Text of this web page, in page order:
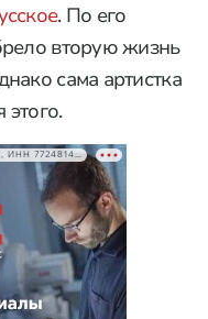
. По его
вторую жизнь
сама артистка
РЕКЛАМА • ООО "ТРАНСВЭЙ СЕРВИС", ИНН 7724814198